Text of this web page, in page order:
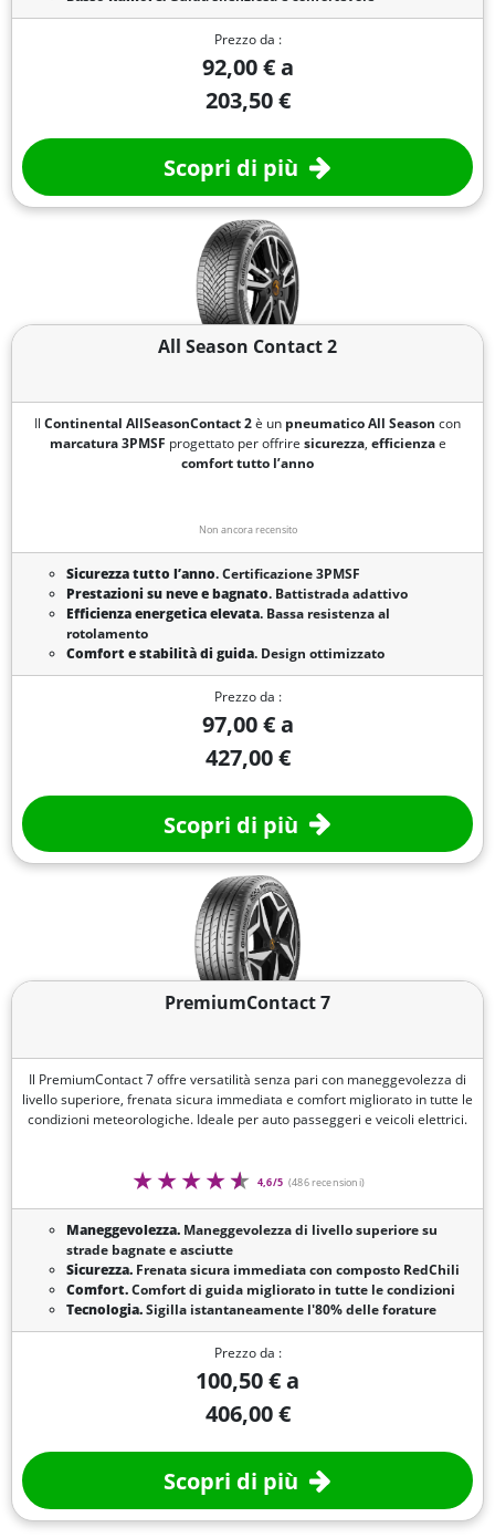
Prezzo da :
92,00 € a
203,50 €
Scopri di più
All Season Contact 2
Il Continental AllSeasonContact 2è un pneumatico All Season con
marcatura3PMSF progettato per offrire sicurezza, efficienzae
comforttutto l’anno
Non ancora recensito
Sicurezza tutto l’anno. Certificazione 3PMSF
Prestazioni su neve e bagnato. Battistrada adattivo
Efficienza energetica elevata. Bassa resistenza al
rotolamento
Comfort e stabilità di guida. Design ottimizzato
Prezzo da :
97,00 € a
427,00 €
Scopri di più
PremiumContact 7
Il PremiumContact 7 offre versatilità senza pari con maneggevolezza di
livello superiore, frenata sicura immediata e comfort migliorato in tutte le
condizioni meteorologiche. Ideale per auto passeggeri e veicoli elettrici.
4,6/5 (486 recensioni)
Maneggevolezza.Maneggevolezza di livello superiore su
strade bagnate e asciutte
Sicurezza.Frenata sicura immediata con composto RedChili
Comfort.Comfort di guida migliorato in tutte le condizioni
Tecnologia.Sigilla istantaneamente l'80% delle forature
Prezzo da :
100,50 € a
406,00 €
Scopri di più